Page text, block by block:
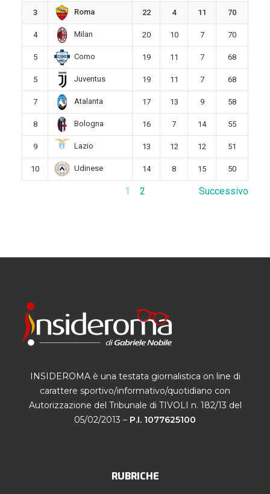
3 Roma 22 4 11 70
4 Milan 20 10 7 70
5 Como 19 11 7 68
5 Juventus 19 11 7 68
7 Atalanta 17 13 9 58
8 Bologna 16 7 14 55
9 Lazio 13 12 12 51
10 Udinese 14 8 15 50
1 2 Successivo
INSIDEROMA è una testata giornalistica on line di
carattere sportivo/informativo/quotidiano con
Autorizzazione del Tribunale di TIVOLI n. 182/13 del
05/02/2013 – P.I. 1077625100
RUBRICHE